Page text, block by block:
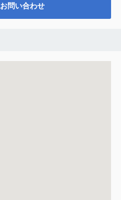
お問い合わせ